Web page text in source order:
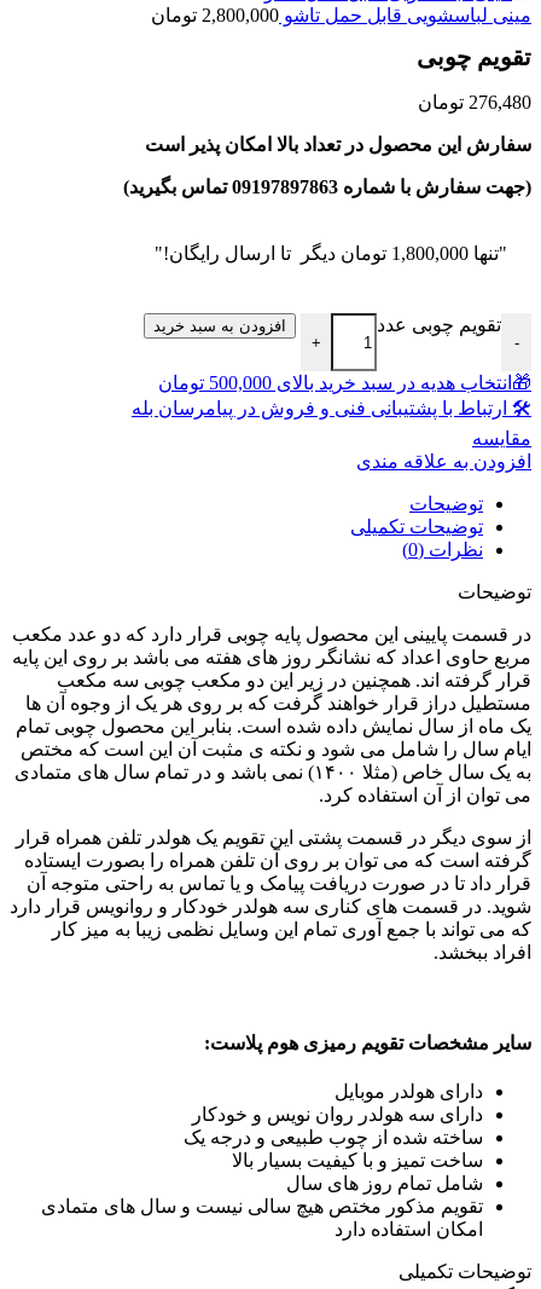
مینی لباسشویی قابل حمل تاشو 2,800,000 تومان
تقویم چوبی
276,480 تومان
سفارش این محصول در تعداد بالا امکان پذیر است
(جهت سفارش با شماره 09197897863 تماس بگیرید)
"تنها 1,800,000 تومان دیگر تا ارسال رایگان!"
-
تقویم چوبی عدد
+
افزودن به سبد خرید
🎁انتخاب هدیه در سبد خرید بالای 500,000 تومان
🛠 ارتباط با پشتیبانی فنی و فروش در پیامرسان بله
مقايسه
افزودن به علاقه مندی
توضیحات
توضیحات تکمیلی
نظرات (0)
توضیحات
در قسمت پایینی این محصول پایه چوبی قرار دارد که دو عدد مکعب
مربع حاوی اعداد که نشانگر روز های هفته می باشد بر روی این پایه
قرار گرفته اند. همچنین در زیر این دو مکعب چوبی سه مکعب
مستطیل دراز قرار خواهند گرفت که بر روی هر یک از وجوه آن ها
یک ماه از سال نمایش داده شده است. بنابر این محصول چوبی تمام
ایام سال را شامل می شود و نکته ی مثبت آن این است که مختص
به یک سال خاص (مثلا ۱۴۰۰) نمی باشد و در تمام سال های متمادی
می توان از آن استفاده کرد.
از سوی دیگر در قسمت پشتی این تقویم یک هولدر تلفن همراه قرار
گرفته است که می توان بر روی آن تلفن همراه را بصورت ایستاده
قرار داد تا در صورت دریافت پیامک و یا تماس به راحتی متوجه آن
شوید. در قسمت های کناری سه هولدر خودکار و روانویس قرار دارد
که می تواند با جمع آوری تمام این وسایل نظمی زیبا به میز کار
افراد ببخشد.
سایر مشخصات تقویم رمیزی هوم پلاست:
دارای هولدر موبایل
دارای سه هولدر روان نویس و خودکار
ساخته شده از چوب طبیعی و درجه یک
ساخت تمیز و با کیفیت بسیار بالا
شامل تمام روز های سال
تقویم مذکور مختص هیچ سالی نیست و سال های متمادی
امکان استفاده دارد
توضیحات تکمیلی